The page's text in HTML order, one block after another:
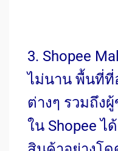
3. Shopee
ไม่นาน พื้นที่
ต่างๆ รวมถึง
ใน Shopee